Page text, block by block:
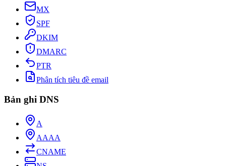
MX
SPF
DKIM
DMARC
PTR
Phân tích tiêu đề email
Bản ghi DNS
A
AAAA
CNAME